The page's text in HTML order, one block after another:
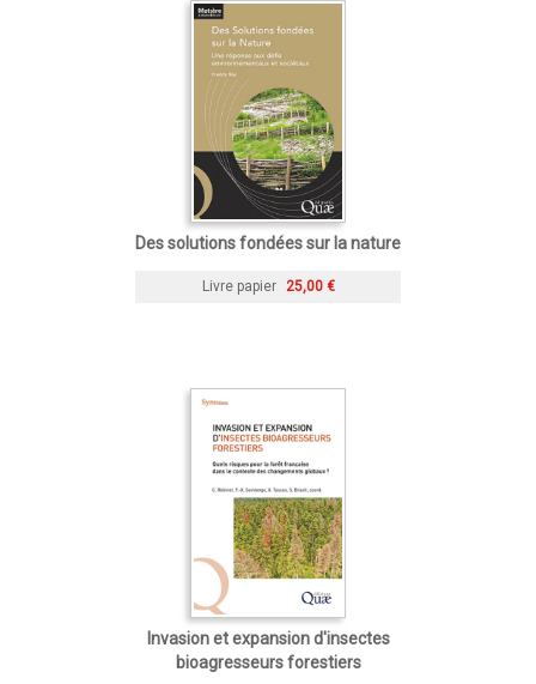
Des solutions fondées sur la nature
Livre papier 25,00 €
Invasion et expansion d'insectes
bioagresseurs forestiers